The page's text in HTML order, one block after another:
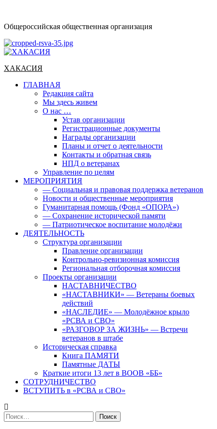
Общероссийская общественная организация
Основное
ХАКАСИЯ
ГЛАВНАЯ
Редакция сайта
Мы здесь живем
О нас …
Устав организации
Регистрационные документы
Награды организации
Планы и отчет о деятельности
Контакты и обратная связь
НПД о ветеранах
Управление по целям
МЕРОПРИЯТИЯ
— Социальная и правовая поддержка ветеранов
Новости и общественные мероприятия
Гуманитарная помощь (Фонд «ОПОРА»)
— Сохранение исторической памяти
— Патриотическое воспитание молодёжи
ДЕЯТЕЛЬНОСТЬ
Структура организации
Правление организации
Контрольно-ревизионная комиссия
Региональная отборочная комиссия
Проекты организации
НАСТАВНИЧЕСТВО
«НАСТАВНИКИ» — Ветераны боевых
действий
«НАСЛЕДИЕ» — Молодёжное крыло
«РСВА и СВО»
«РАЗГОВОР ЗА ЖИЗНЬ» — Встречи
ветеранов в штабе
Историческая справка
Книга ПАМЯТИ
Памятные ДАТЫ
Краткие итоги 13 лет в ВООВ «ББ»
СОТРУДНИЧЕСТВО
ВСТУПИТЬ в «РСВА и СВО»
Найти: